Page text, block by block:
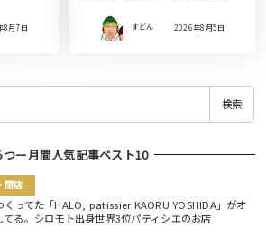
8月7日 すどん 2026年8月5日
検索
つー月間人気記事ベスト10
閉店
くってた「HALO, patissier KAORU YOSHIDA」がオ
てる。シロモト出身世界3位パティシエのお店